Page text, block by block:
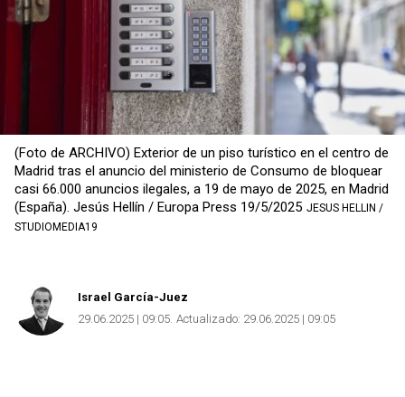
(Foto de ARCHIVO) Exterior de un piso turístico en el centro de
Madrid tras el anuncio del ministerio de Consumo de bloquear
casi 66.000 anuncios ilegales, a 19 de mayo de 2025, en Madrid
(España). Jesús Hellín / Europa Press 19/5/2025 JESUS HELLIN /
STUDIOMEDIA19
Israel García-Juez
29.06.2025 | 09:05 Actualizado: 29.06.2025 | 09:05